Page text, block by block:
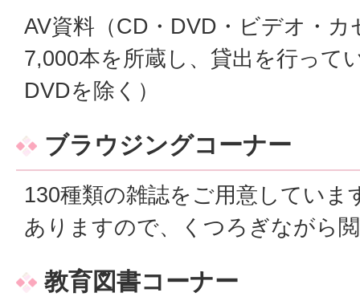
AV資料（CD・DVD・ビデオ・
7,000本を所蔵し、貸出を行って
DVDを除く）
ブラウジングコーナー
130種類の雑誌をご用意していま
ありますので、くつろぎながら
教育図書コーナー